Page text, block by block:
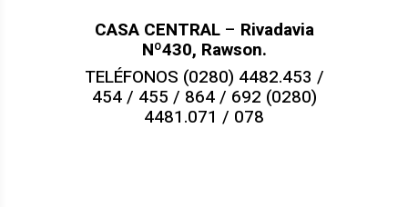
CASA CENTRAL– Rivadavia
Nº430, Rawson.
TELÉFONOS (0280) 4482.453 /
454 / 455 / 864 / 692 (0280)
4481.071 / 078